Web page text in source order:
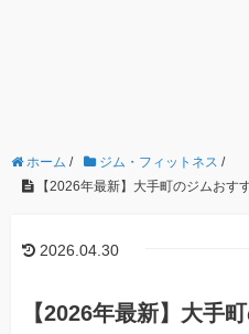
ホーム / ジム・フィットネス /
【2026年最新】大手町のジムおす
2026.04.30
【2026年最新】大手